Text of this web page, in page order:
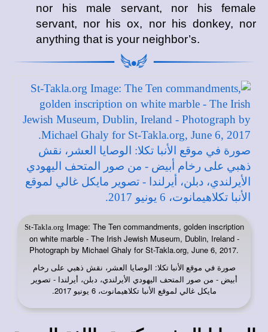
nor his male servant, nor his female
servant, nor his ox, nor his donkey, nor
anything that is your neighbor’s.
St-Takla.org Image: The Ten commandments, golden inscription
on white marble - The Irish Jewish Museum, Dublin, Ireland -
Photograph by Michael Ghaly for St-Takla.org, June 6, 2017.
صورة في موقع الأنبا تكلا: الوصايا العشر، نقش ذهبي على رخام
أبيض - من صور المتحف اليهودي الأيرلندي، دبلن، أيرلندا - تصوير
مايكل غالي لموقع الأنبا تكلاهيمانوت، 6 يونيو 2017.